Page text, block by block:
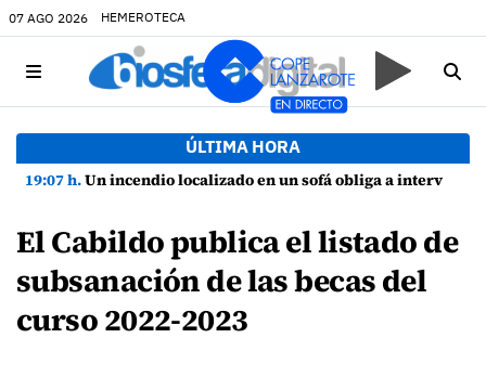
07 AGO 2026 HEMEROTECA
ÚLTIMA HORA
19:07 h.Un incendio localizado en un sofá obliga a intervenir en una vivienda de Playa Honda
El Cabildo publica el listado de
subsanación de las becas del
curso 2022-2023